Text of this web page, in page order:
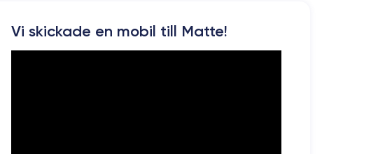
Vi skickade en mobil till Matte!